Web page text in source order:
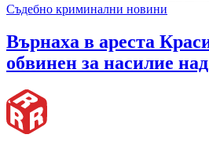
Съдебно криминални новини
Върнаха в ареста
обвинен за насилие